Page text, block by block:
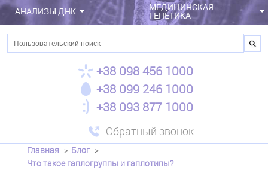
АНАЛИЗЫ ДНК МЕДИЦИНСКАЯ
ГЕНЕТИКА
Поиск
+38 098 456 1000
+38 099 246 1000
+38 093 877 1000
Обратный звонок
Главная
Блог
Что такое гаплогруппы и гаплотипы?